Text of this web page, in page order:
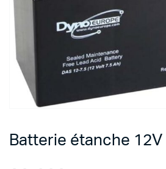
Batterie étanche 12V